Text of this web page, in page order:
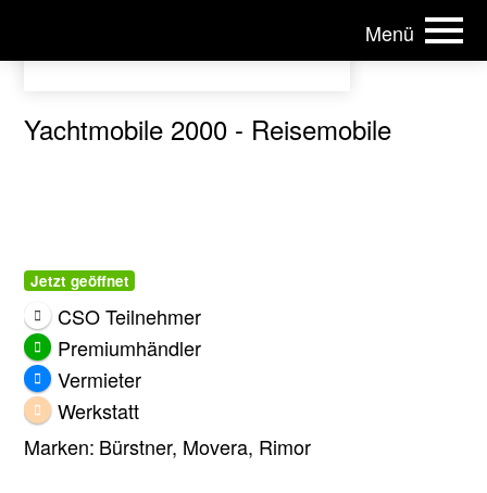
Menü
Yachtmobile 2000 - Reisemobile
Jetzt geöffnet
CSO Teilnehmer
Premiumhändler
Vermieter
Werkstatt
Marken: Bürstner, Movera, Rimor